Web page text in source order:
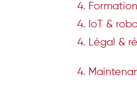
4.
4. IoT &
4. Légal &
4.